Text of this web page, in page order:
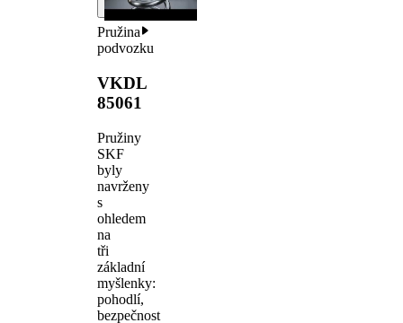
Pružina
podvozku
VKDL
85061
Pružiny
SKF
byly
navrženy
s
ohledem
na
tři
základní
myšlenky:
pohodlí,
bezpečnost